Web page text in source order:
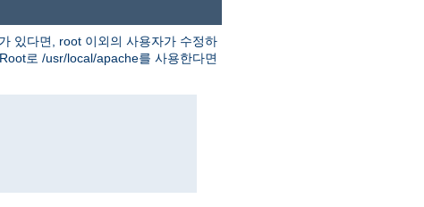
있다면, root 이외의 사용자가 수정하
로 /usr/local/apache를 사용한다면